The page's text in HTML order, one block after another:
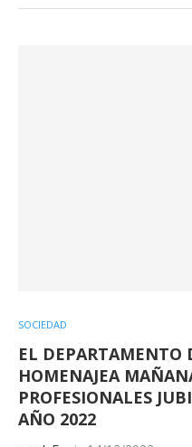
SOCIEDAD
EL DEPARTAMENTO
HOMENAJEA
PROFESIONALES
AÑO 2022